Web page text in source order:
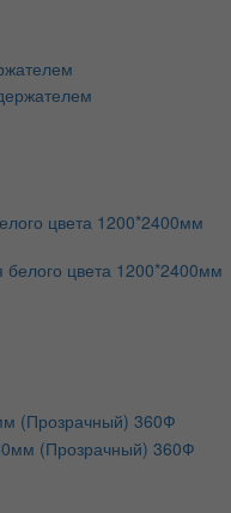
цвета 1200*2400мм
(Прозрачный) 360Ф